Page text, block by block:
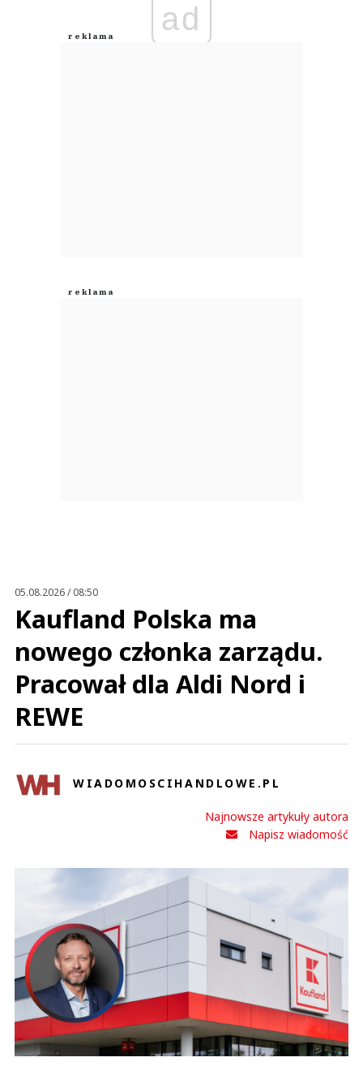
Anuluj
ad
05.08.2026 / 08:50
Kaufland Polska ma
nowego członka zarządu.
Pracował dla Aldi Nord i
REWE
WIADOMOSCIHANDLOWE.PL
Najnowsze artykuły autora
Napisz wiadomość